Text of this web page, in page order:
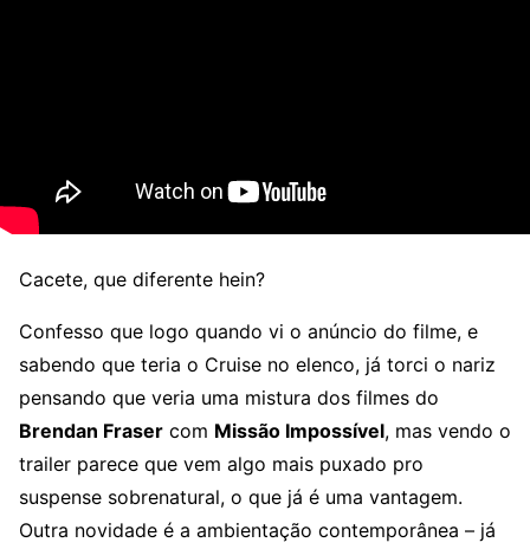
Cacete, que diferente hein?
Confesso que logo quando vi o anúncio do filme, e
sabendo que teria o Cruise no elenco, já torci o nariz
pensando que veria uma mistura dos filmes do
Brendan Fraser com Missão Impossível, mas vendo o
trailer parece que vem algo mais puxado pro
suspense sobrenatural, o que já é uma vantagem.
Outra novidade é a ambientação contemporânea – já